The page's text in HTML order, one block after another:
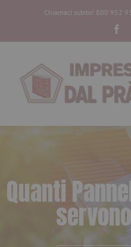
Chiamaci subito! 800 952
QuantiPanne
servono